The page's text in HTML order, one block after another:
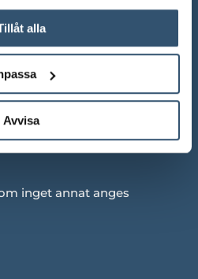
alla
Avvisa
inget annat anges